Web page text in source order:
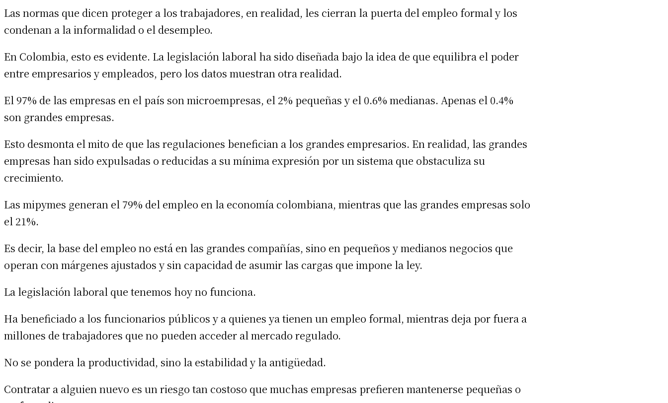
Las normas que dicen proteger a los trabajadores, en realidad, les cierran la puerta del empleo formal y los
condenan a la informalidad o el desempleo.
En Colombia, esto es evidente. La legislación laboral ha sido diseñada bajo la idea de que equilibra el poder
entre empresarios y empleados, pero los datos muestran otra realidad.
El 97% de las empresas en el país son microempresas, el 2% pequeñas y el 0.6% medianas. Apenas el 0.4%
son grandes empresas.
Esto desmonta el mito de que las regulaciones benefician a los grandes empresarios. En realidad, las grandes
empresas han sido expulsadas o reducidas a su mínima expresión por un sistema que obstaculiza su
crecimiento.
Las mipymes generan el 79% del empleo en la economía colombiana, mientras que las grandes empresas solo
el 21%.
Es decir, la base del empleo no está en las grandes compañías, sino en pequeños y medianos negocios que
operan con márgenes ajustados y sin capacidad de asumir las cargas que impone la ley.
La legislación laboral que tenemos hoy no funciona.
Ha beneficiado a los funcionarios públicos y a quienes ya tienen un empleo formal, mientras deja por fuera a
millones de trabajadores que no pueden acceder al mercado regulado.
No se pondera la productividad, sino la estabilidad y la antigüedad.
Contratar a alguien nuevo es un riesgo tan costoso que muchas empresas prefieren mantenerse pequeñas o